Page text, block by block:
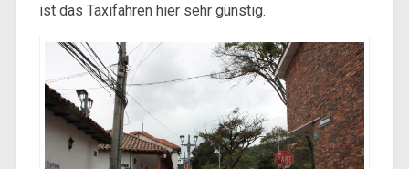
ist das Taxifahren hier sehr günstig.